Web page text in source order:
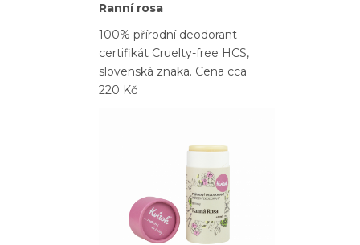
Ranní rosa
100% přírodní deodorant –
certifikát Cruelty-free HCS,
slovenská znaka. Cena cca
220 Kč